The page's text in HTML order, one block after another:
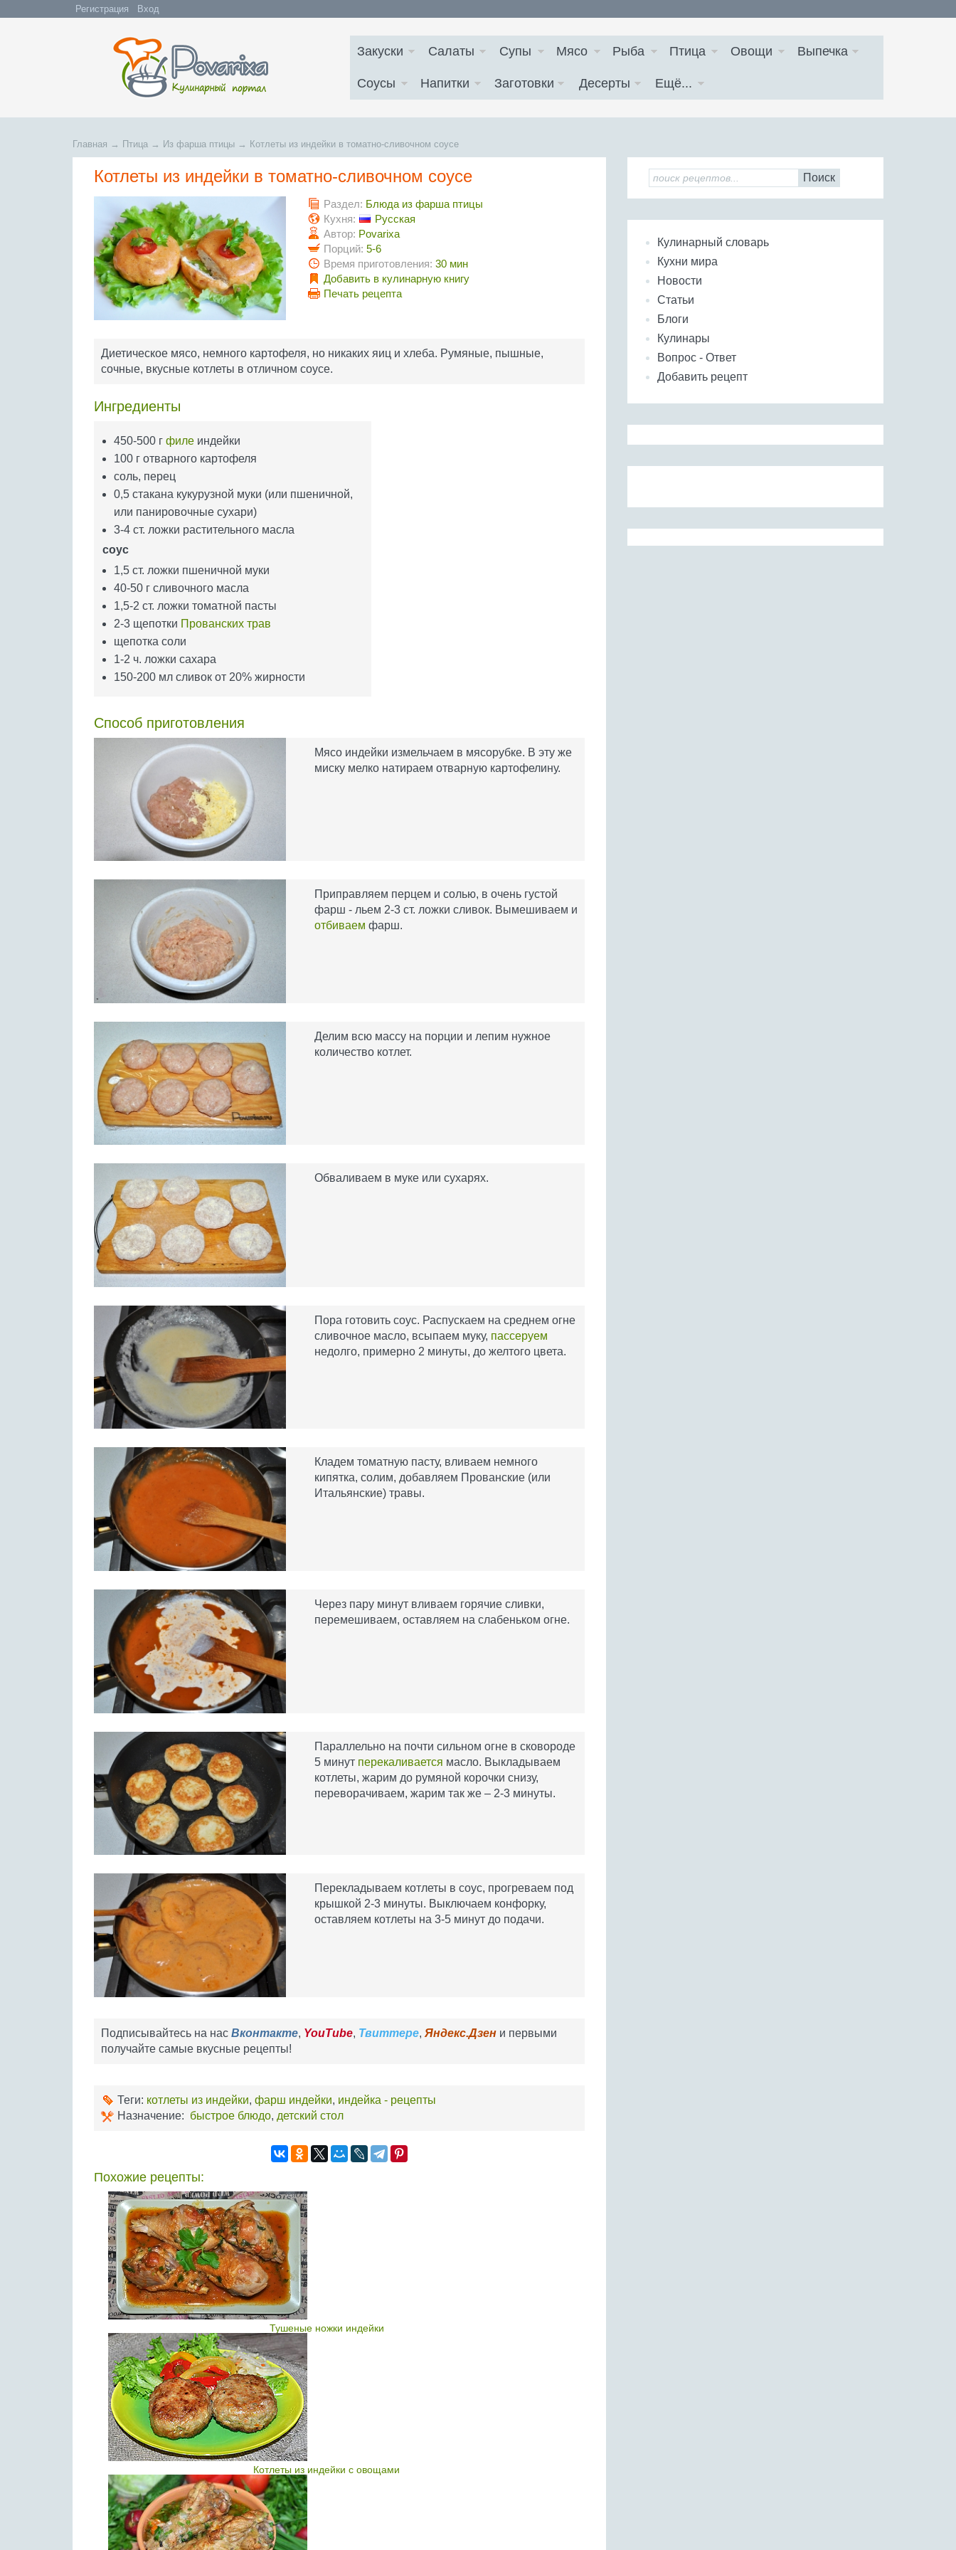
Регистрация Вход
Закуски Салаты Супы Мясо Рыба Птица Овощи Выпечка
Соусы Напитки Заготовки Десерты Ещё...
Главная → Птица → Из фарша птицы → Котлеты из индейки в томатно-сливочном соусе
Котлеты из индейки в томатно-сливочном соусе
Раздел: Блюда из фарша птицы
Кухня:
Русская
Автор: Povarixa
Порций: 5-6
Время приготовления: 30 мин
Добавить в кулинарную книгу
Печать рецепта
Диетическое мясо, немного картофеля, но никаких яиц и хлеба. Румяные, пышные,
сочные, вкусные котлеты в отличном соусе.
Ингредиенты
450-500 г филе индейки
100 г отварного картофеля
соль, перец
0,5 стакана кукурузной муки (или пшеничной,
или панировочные сухари)
3-4 ст. ложки растительного масла
соус
1,5 ст. ложки пшеничной муки
40-50 г сливочного масла
1,5-2 ст. ложки томатной пасты
2-3 щепотки Прованских трав
щепотка соли
1-2 ч. ложки сахара
150-200 мл сливок от 20% жирности
Способ приготовления
Мясо индейки измельчаем в мясорубке. В эту же
миску мелко натираем отварную картофелину.
Приправляем перцем и солью, в очень густой
фарш - льем 2-3 ст. ложки сливок. Вымешиваем и
отбиваем фарш.
Делим всю массу на порции и лепим нужное
количество котлет.
Обваливаем в муке или сухарях.
Пора готовить соус. Распускаем на среднем огне
сливочное масло, всыпаем муку, пассеруем
недолго, примерно 2 минуты, до желтого цвета.
Кладем томатную пасту, вливаем немного
кипятка, солим, добавляем Прованские (или
Итальянские) травы.
Через пару минут вливаем горячие сливки,
перемешиваем, оставляем на слабеньком огне.
Параллельно на почти сильном огне в сковороде
5 минут перекаливается масло. Выкладываем
котлеты, жарим до румяной корочки снизу,
переворачиваем, жарим так же – 2-3 минуты.
Перекладываем котлеты в соус, прогреваем под
крышкой 2-3 минуты. Выключаем конфорку,
оставляем котлеты на 3-5 минут до подачи.
Подписывайтесь на нас Вконтакте, YouTube, Твиттере, Яндекс.Дзен и первыми
получайте самые вкусные рецепты!
Теги: котлеты из индейки, фарш индейки, индейка - рецепты
Назначение: быстрое блюдо, детский стол
Похожие рецепты:
Тушеные ножки индейки
Котлеты из индейки с овощами
Поиск
Кулинарный словарь
Кухни мира
Новости
Статьи
Блоги
Кулинары
Вопрос - Ответ
Добавить рецепт